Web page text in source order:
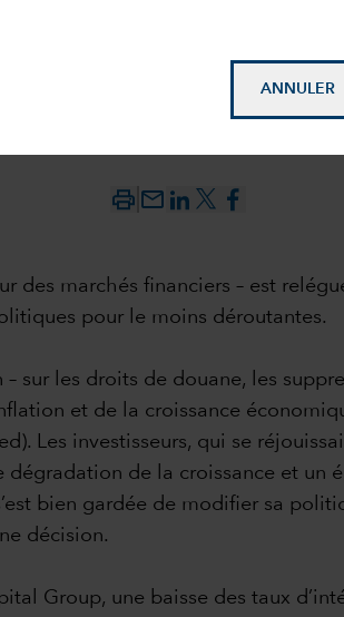
ANNULER
mail_outline
marchés financiers – est
pour le moins déroutantes.
sur les droits de douane, les
et de la croissance
Les investisseurs, qui se
de la croissance et un
bien gardée de modifier sa
décision.
Group, une baisse des taux